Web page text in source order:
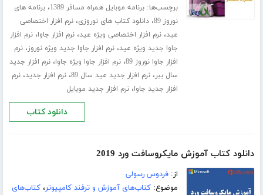
برچسب‌ها:برنامه موبایل همراه مسافر 1389 ،برنامه های
نوروز 89
،دانلود کتاب های نوروزی،نرم افزار اختصاصی
عید،نرم افزار اختصاصی ویژه عید،نرم افزار جاوا،نرم افزار
جاوا جدید ویژه عید،نرم افزار جاوا جدید ویژه نوروز،نرم
افزار جاوا نوروز 89
،نرم افزار جاوا ویژه جاوا،نرم افزار جدید
سال ببر،نرم افزار جدید عید سال 89 ،نرم افزار جدید،نرم
افزار جدید جاوا،نرم افزار جدید موبایل
دانلود کتاب
دانلود کتاب آموزش مایکروسافت ورد 2019
از:فردوس رسولی
موضوع:کتاب‌های آموزش و ترفند کامپیوتر،کتاب‌های